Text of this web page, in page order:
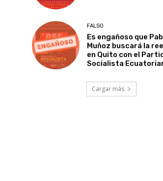
FALSO
Es engañoso que
Muñoz buscará la
en Quito con el
Socialista
Cargar más